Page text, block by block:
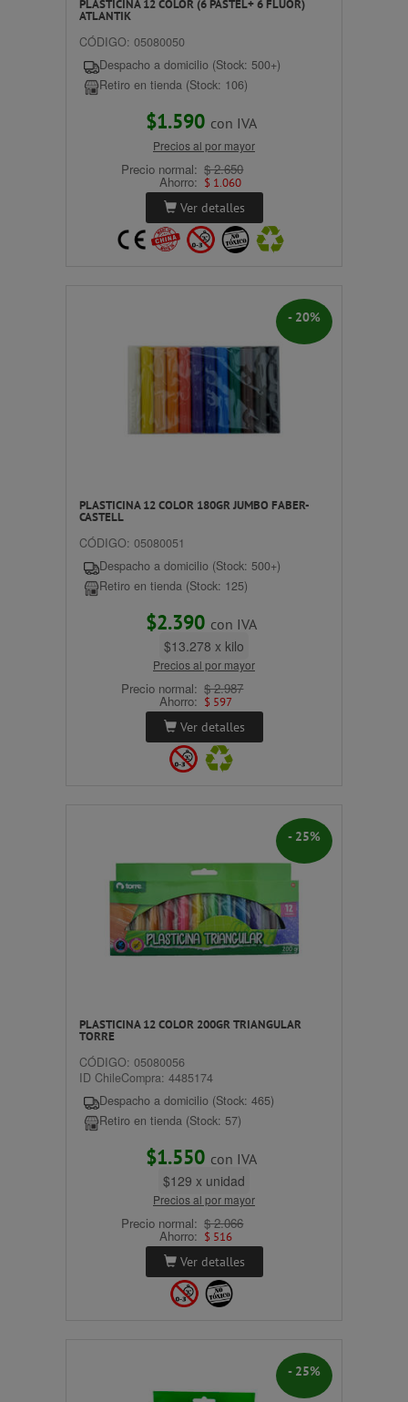
PLASTICINA 12 COLOR (6 PASTEL+ 6 FLUOR)
ATLANTIK
CÓDIGO: 05080050
Despacho a domicilio (Stock: 500+)
Retiro en tienda (Stock: 106)
$1.590 con IVA
Precios al por mayor
Precio normal: $ 2.650
Ahorro: $ 1.060
Ver detalles
- 20%
PLASTICINA 12 COLOR 180GR JUMBO FABER-
CASTELL
CÓDIGO: 05080051
Despacho a domicilio (Stock: 500+)
Retiro en tienda (Stock: 125)
$2.390 con IVA
$13.278 x kilo
Precios al por mayor
Precio normal: $ 2.987
Ahorro: $ 597
Ver detalles
- 25%
PLASTICINA 12 COLOR 200GR TRIANGULAR
TORRE
CÓDIGO: 05080056
ID ChileCompra: 4485174
Despacho a domicilio (Stock: 465)
Retiro en tienda (Stock: 57)
$1.550 con IVA
$129 x unidad
Precios al por mayor
Precio normal: $ 2.066
Ahorro: $ 516
Ver detalles
- 25%